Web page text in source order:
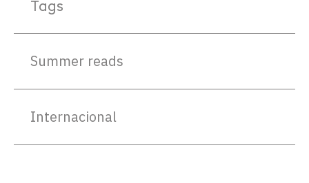
Tags
Summer reads
Internacional